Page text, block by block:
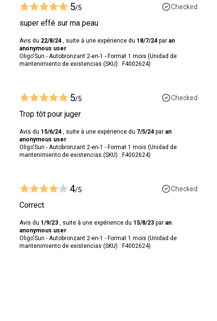
5/5 Checked
super effé sur ma peau
Avis du 22/8/24 , suite à une expérience du 18/7/24 par an
anonymous user
Oligo'Sun - Autobronzant 2-en-1 - Format 1 mois (Unidad de
mantenimiento de existencias (SKU) : F4002624)
5/5 Checked
Trop tôt pour juger
Avis du 15/6/24 , suite à une expérience du 7/5/24 par an
anonymous user
Oligo'Sun - Autobronzant 2-en-1 - Format 1 mois (Unidad de
mantenimiento de existencias (SKU) : F4002624)
4/5 Checked
Correct
Avis du 1/9/23 , suite à une expérience du 15/8/23 par an
anonymous user
Oligo'Sun - Autobronzant 2-en-1 - Format 1 mois (Unidad de
mantenimiento de existencias (SKU) : F4002624)